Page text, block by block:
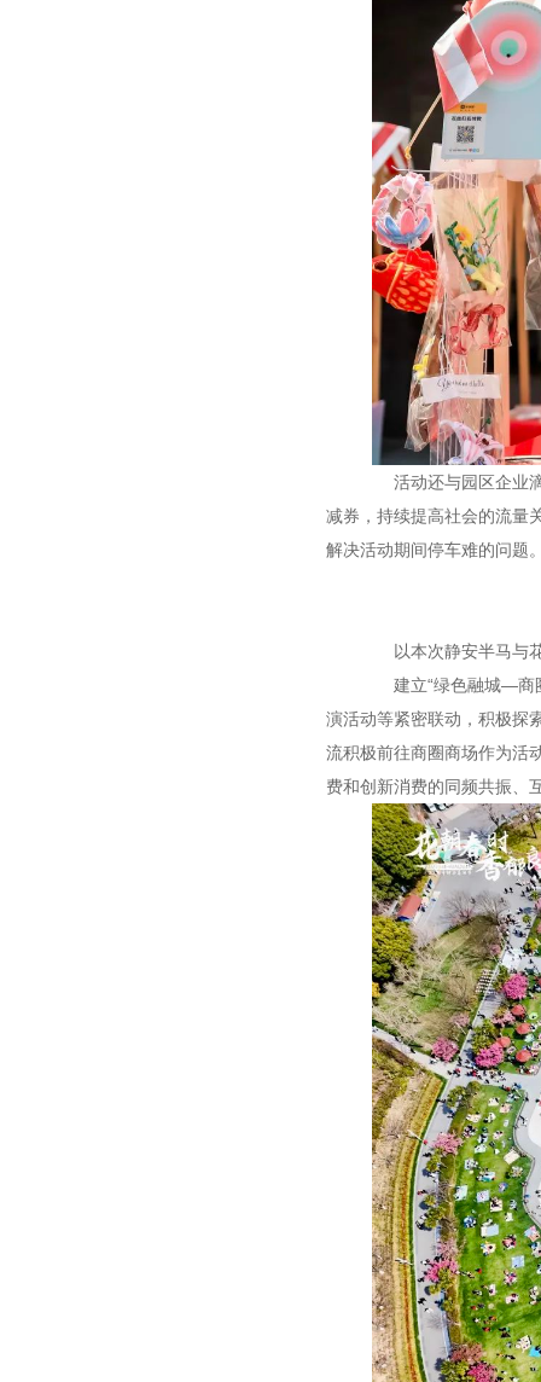
活动还与园区企业滴
减券，持续提高社会的流量
解决活动期间停车难的问题
以本次静安半马与花
建立“绿色融城—商圈
演活动等紧密联动，积极探
流积极前往商圈商场作为活
费和创新消费的同频共振、